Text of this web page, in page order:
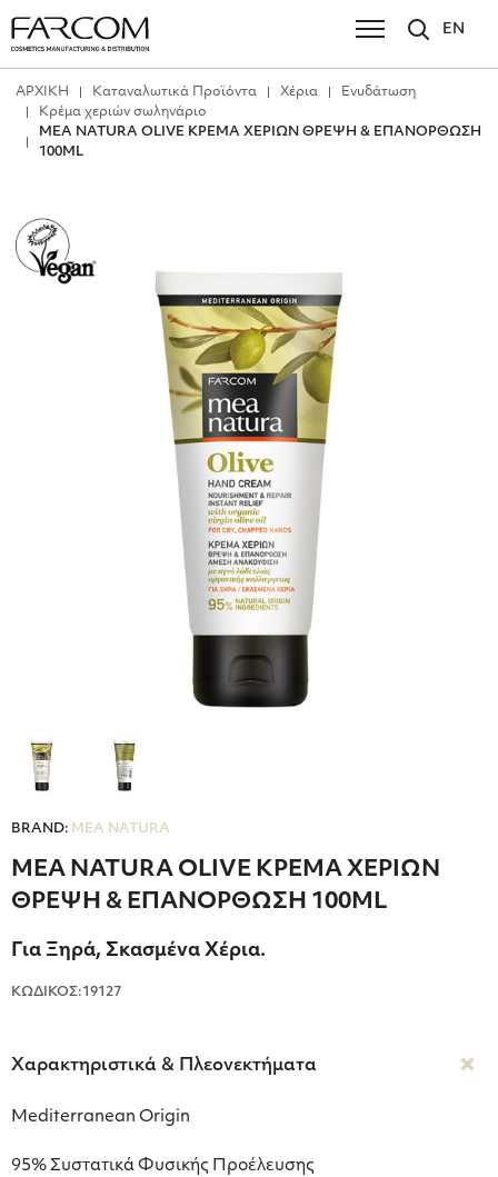
EN
ΑΡΧΙΚΗ Καταναλωτικά Προϊόντα Χέρια
Ενυδάτωση
Κρέμα χεριών σωληνάριο
MEA NATURA OLIVE ΚΡΕΜΑ ΧΕΡΙΩΝ ΘΡΕΨΗ & ΕΠΑΝΟΡΘΩΣΗ
100ML
BRAND: MEA NATURA
MEA NATURA OLIVE ΚΡΕΜΑ ΧΕΡΙΩΝ
ΘΡΕΨΗ & ΕΠΑΝΟΡΘΩΣΗ 100ML
Για Ξηρά, Σκασμένα Χέρια.
ΚΩΔΙΚΟΣ:19127
Χαρακτηριστικά & Πλεονεκτήματα
Mediterranean Οrigin
95% Συστατικά Φυσικής Προέλευσης